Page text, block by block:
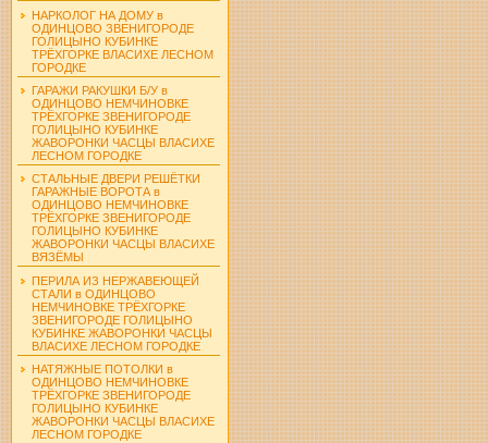
НАРКОЛОГ НА ДОМУ в
ОДИНЦОВО ЗВЕНИГОРОДЕ
ГОЛИЦЫНО КУБИНКЕ
ТРЁХГОРКЕ ВЛАСИХЕ ЛЕСНОМ
ГОРОДКЕ
ГАРАЖИ РАКУШКИ Б/У в
ОДИНЦОВО НЕМЧИНОВКЕ
ТРЁХГОРКЕ ЗВЕНИГОРОДЕ
ГОЛИЦЫНО КУБИНКЕ
ЖАВОРОНКИ ЧАСЦЫ ВЛАСИХЕ
ЛЕСНОМ ГОРОДКЕ
СТАЛЬНЫЕ ДВЕРИ РЕШЁТКИ
ГАРАЖНЫЕ ВОРОТА в
ОДИНЦОВО НЕМЧИНОВКЕ
ТРЁХГОРКЕ ЗВЕНИГОРОДЕ
ГОЛИЦЫНО КУБИНКЕ
ЖАВОРОНКИ ЧАСЦЫ ВЛАСИХЕ
ВЯЗЁМЫ
ПЕРИЛА ИЗ НЕРЖАВЕЮЩЕЙ
СТАЛИ в ОДИНЦОВО
НЕМЧИНОВКЕ ТРЁХГОРКЕ
ЗВЕНИГОРОДЕ ГОЛИЦЫНО
КУБИНКЕ ЖАВОРОНКИ ЧАСЦЫ
ВЛАСИХЕ ЛЕСНОМ ГОРОДКЕ
НАТЯЖНЫЕ ПОТОЛКИ в
ОДИНЦОВО НЕМЧИНОВКЕ
ТРЁХГОРКЕ ЗВЕНИГОРОДЕ
ГОЛИЦЫНО КУБИНКЕ
ЖАВОРОНКИ ЧАСЦЫ ВЛАСИХЕ
ЛЕСНОМ ГОРОДКЕ